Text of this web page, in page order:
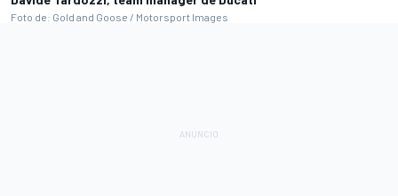
Foto de: Gold and Goose / Motorsport Images